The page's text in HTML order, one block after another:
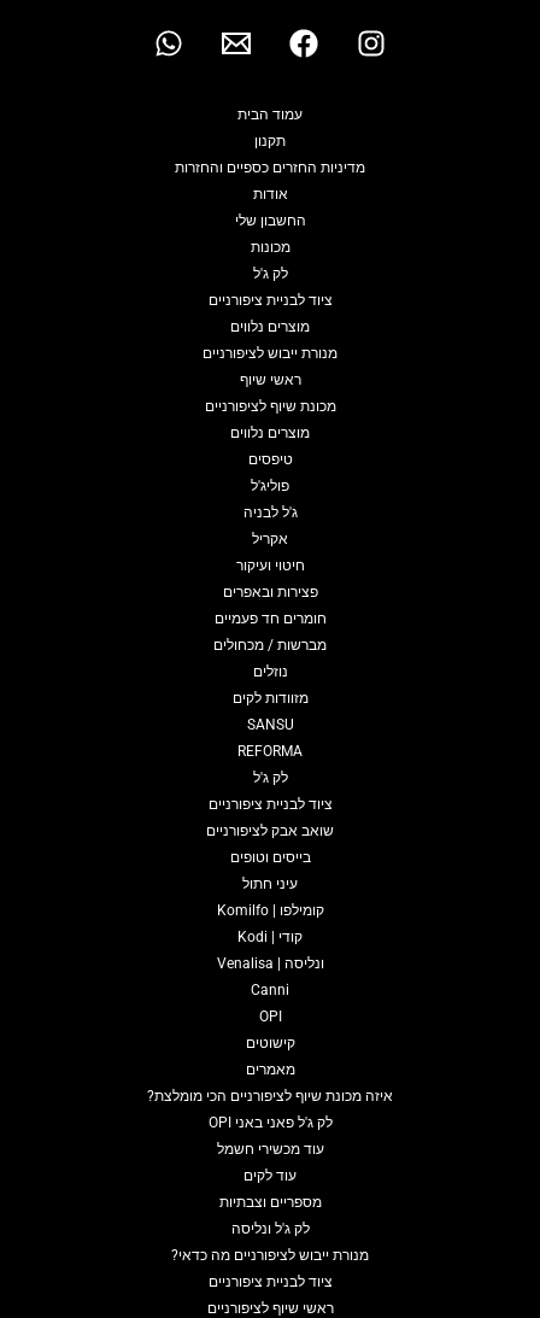
עמוד הבית
תקנון
מדיניות החזרים כספיים והחזרות
אודות
החשבון שלי
מכונות
לק ג'ל
ציוד לבניית ציפורניים
מוצרים נלווים
מנורת ייבוש לציפורניים
ראשי שיוף
מכונת שיוף לציפורניים
מוצרים נלווים
טיפסים
פוליג'ל
ג'ל לבניה
אקריל
חיטוי ועיקור
פצירות ובאפרים
חומרים חד פעמיים
מברשות / מכחולים
נוזלים
מזוודות לקים
SANSU
REFORMA
לק ג'ל
ציוד לבניית ציפורניים
שואב אבק לציפורניים
בייסים וטופים
עיני חתול
קומילפו | Komilfo
קודי | Kodi
ונליסה | Venalisa
Canni
OPI
קישוטים
מאמרים
איזה מכונת שיוף לציפורניים הכי מומלצת?
לק ג'ל פאני באני OPI
עוד מכשירי חשמל
עוד לקים
מספריים וצבתיות
לק ג'ל ונליסה
מנורת ייבוש לציפורניים מה כדאי?
ציוד לבניית ציפורניים
ראשי שיוף לציפורניים